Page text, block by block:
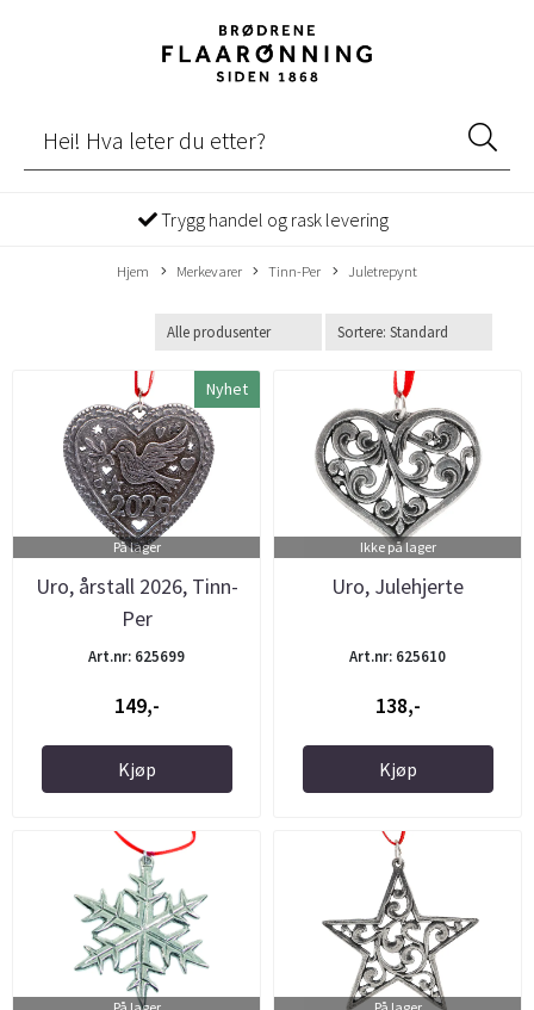
Trygg handel og rask levering
Hjem Merkevarer Tinn-Per Juletrepynt
Nyhet
På lager
Uro, årstall 2026, Tinn-
Per
Art.nr: 625699
149,-
Kjøp
Ikke på lager
Uro, Julehjerte
Art.nr: 625610
138,-
Kjøp